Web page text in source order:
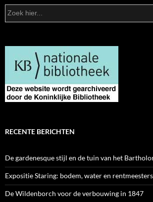
Zoek
naar:
RECENTE BERICHTEN
De gardenesque stijl en de tuin van het
Expositie Staring: bodem, water en
De Wildenborch voor de verbouwing in 1847